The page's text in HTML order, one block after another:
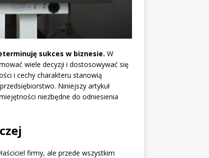
sukces w biznesie. W
wiele decyzji i dostosowywać się
i cechy charakteru stanowią
Niniejszy artykuł
niezbędne do odniesienia
firmy, ale przede wszystkim